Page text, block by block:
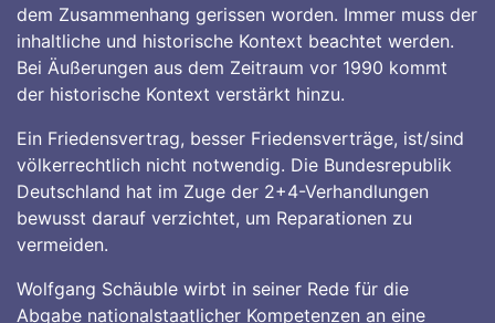
dem Zusammenhang gerissen worden. Immer muss der
inhaltliche und historische Kontext beachtet werden.
Bei Äußerungen aus dem Zeitraum vor 1990 kommt
der historische Kontext verstärkt hinzu.
Ein Friedensvertrag, besser Friedensverträge, ist/sind
völkerrechtlich nicht notwendig. Die Bundesrepublik
Deutschland hat im Zuge der 2+4-Verhandlungen
bewusst darauf verzichtet, um Reparationen zu
vermeiden.
Wolfgang Schäuble wirbt in seiner Rede für die
Abgabe nationalstaatlicher Kompetenzen an eine